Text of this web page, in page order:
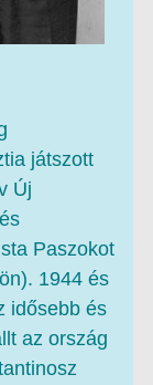
játszott
Új
Paszokot
1944 és
idősebb és
az ország